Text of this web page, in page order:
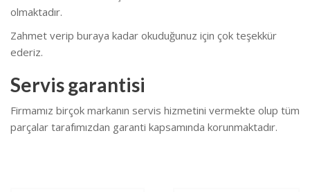
olmaktadır.
Zahmet verip buraya kadar okuduğunuz için çok teşekkür
ederiz.
Servis garantisi
Firmamız birçok markanın servis hizmetini vermekte olup tüm
parçalar tarafımızdan garanti kapsamında korunmaktadır.